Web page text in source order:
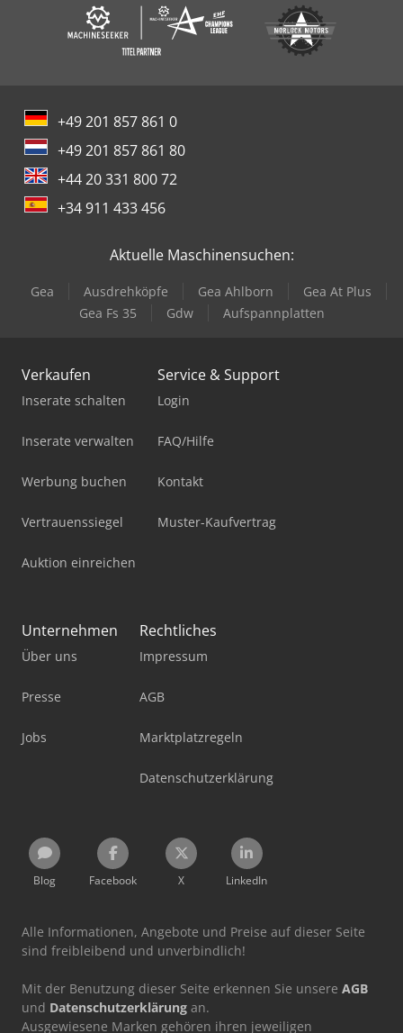
+49 201 857 861 0
+49 201 857 861 80
+44 20 331 800 72
+34 911 433 456
Aktuelle Maschinensuchen:
Gea Ausdrehköpfe Gea Ahlborn
Gea At Plus
Gea Fs 35
Gdw Aufspannplatten
Verkaufen
Inserate schalten
Inserate verwalten
Werbung buchen
Vertrauenssiegel
Auktion einreichen
Service & Support
Login
FAQ/Hilfe
Kontakt
Muster-Kaufvertrag
Unternehmen
Über uns
Presse
Jobs
Rechtliches
Impressum
AGB
Marktplatzregeln
Datenschutzerklärung
Blog Facebook X LinkedIn
Alle Informationen, Angebote und Preise auf dieser Seite
sind freibleibend und unverbindlich!
Mit der Benutzung dieser Seite erkennen Sie unsere AGB
und Datenschutzerklärung an.
Ausgewiesene Marken gehören ihren jeweiligen